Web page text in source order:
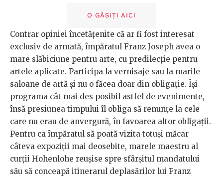
O GĂSIȚI AICI
Contrar opiniei încetățenite că ar fi fost interesat
exclusiv de armată, împăratul Franz Joseph avea o
mare slăbiciune pentru arte, cu predilecție pentru
artele aplicate. Participa la vernisaje sau la marile
saloane de artă și nu o făcea doar din obligație. Își
programa cât mai des posibil astfel de evenimente,
însă presiunea timpului îl obliga să renunțe la cele
care nu erau de anvergură, în favoarea altor obligații.
Pentru ca împăratul să poată vizita totuși măcar
câteva expoziții mai deosebite, marele maestru al
curții Hohenlohe reușise spre sfârșitul mandatului
său să conceapă itinerarul deplasărilor lui Franz